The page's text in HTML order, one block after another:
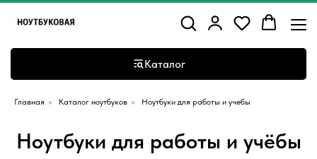
Каталог
Главная » Каталог ноутбуков » Ноутбуки для работы и учебы
Ноутбуки для работы и учёбы